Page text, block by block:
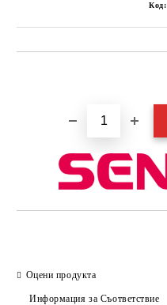
Код:
Оцени продукта
Информация за Съответствие